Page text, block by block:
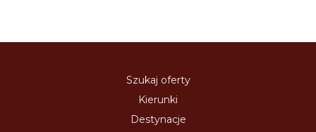
Szukaj oferty
Kierunki
Destynacje